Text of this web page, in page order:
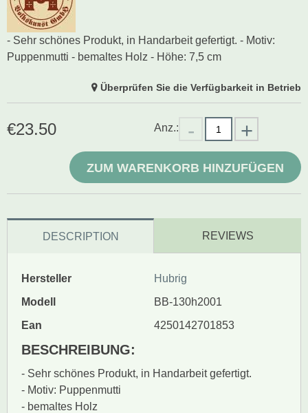
- Sehr schönes Produkt, in Handarbeit gefertigt. - Motiv:
Puppenmutti - bemaltes Holz - Höhe: 7,5 cm
Überprüfen Sie die Verfügbarkeit in Betrieb
€23.50 Anz.:
ZUM WARENKORB HINZUFÜGEN
DESCRIPTION REVIEWS
Hersteller
Hubrig
Modell
BB-130h2001
Ean
4250142701853
BESCHREIBUNG:
- Sehr schönes Produkt, in Handarbeit gefertigt.
- Motiv: Puppenmutti
- bemaltes Holz